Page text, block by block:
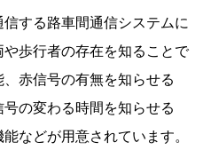
する路車間通信システムに
歩行者の存在を知ることで
赤信号の有無を知らせる
号の変わる時間を知らせる
などが用意されています。